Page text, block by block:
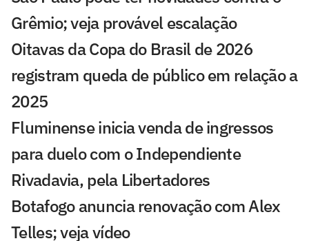
Grêmio; veja provável escalação
Oitavas da Copa do Brasil de 2026
registram queda de público em relação a
2025
Fluminense inicia venda de ingressos
para duelo com o Independiente
Rivadavia, pela Libertadores
Botafogo anuncia renovação com Alex
Telles; veja vídeo